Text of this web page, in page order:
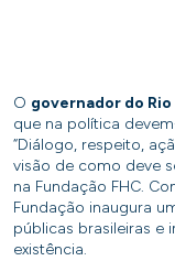
O governador do
que na política
“Diálogo, respeito,
visão de como deve
na Fundação FHC.
Fundação inaugura
públicas brasileiras e
existência.